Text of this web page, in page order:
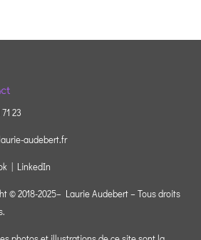
23
audebert.fr
| LinkedIn
© 2018-2025– Laurie Audebert – Tous droits